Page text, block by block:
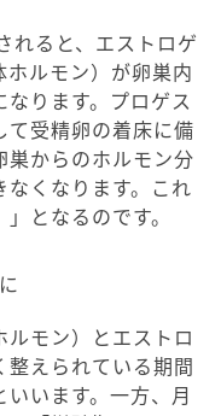
れると、エストロゲ
ルモン）が卵巣内
ります。プロゲス
て受精卵の着床に備
巣からのホルモン分
くなります。これ
となるのです。
モン）とエストロ
えられている期間
います。一方、月